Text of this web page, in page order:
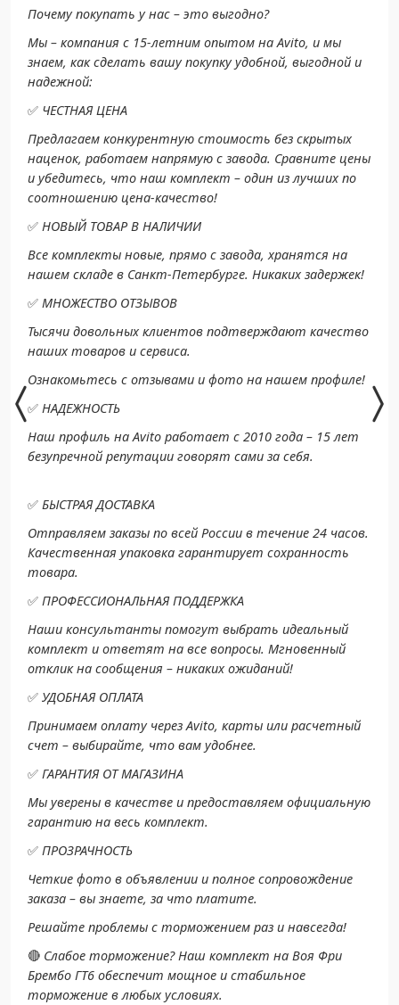
Почему покупать у нас – это выгодно?
Мы – компания с 15-летним опытом на Avito, и мы
знаем, как сделать вашу покупку удобной, выгодной и
надежной:
✅ ЧЕСТНАЯ ЦЕНА
Предлагаем конкурентную стоимость без скрытых
наценок, работаем напрямую с завода. Сравните цены
и убедитесь, что наш комплект – один из лучших по
соотношению цена-качество!
✅ НОВЫЙ ТОВАР В НАЛИЧИИ
Все комплекты новые, прямо с завода, хранятся на
нашем складе в Санкт-Петербурге. Никаких задержек!
✅ МНОЖЕСТВО ОТЗЫВОВ
Тысячи довольных клиентов подтверждают качество
наших товаров и сервиса.
Ознакомьтесь с отзывами и фото на нашем профиле!
✅ НАДЕЖНОСТЬ
Наш профиль на Avito работает с 2010 года – 15 лет
безупречной репутации говорят сами за себя.
✅ БЫСТРАЯ ДОСТАВКА
Отправляем заказы по всей России в течение 24 часов.
Качественная упаковка гарантирует сохранность
товара.
✅ ПРОФЕССИОНАЛЬНАЯ ПОДДЕРЖКА
Наши консультанты помогут выбрать идеальный
комплект и ответят на все вопросы. Мгновенный
отклик на сообщения – никаких ожиданий!
✅ УДОБНАЯ ОПЛАТА
Принимаем оплату через Avito, карты или расчетный
счет – выбирайте, что вам удобнее.
✅ ГАРАНТИЯ ОТ МАГАЗИНА
Мы уверены в качестве и предоставляем официальную
гарантию на весь комплект.
✅ ПРОЗРАЧНОСТЬ
Четкие фото в объявлении и полное сопровождение
заказа – вы знаете, за что платите.
Решайте проблемы с торможением раз и навсегда!
🔴 Слабое торможение? Наш комплект на Воя Фри
Брембо ГТ6 обеспечит мощное и стабильное
торможение в любых условиях.